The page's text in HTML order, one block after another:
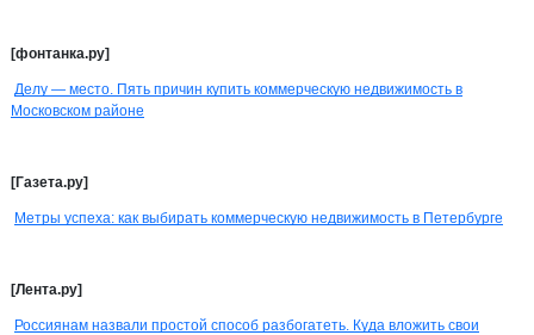
[фонтанка.ру]
Делу — место. Пять причин купить коммерческую недвижимость в
Московском районе
[Газета.ру]
Метры успеха: как выбирать коммерческую недвижимость в Петербурге
[Лента.ру]
Россиянам назвали простой способ разбогатеть. Куда вложить свои